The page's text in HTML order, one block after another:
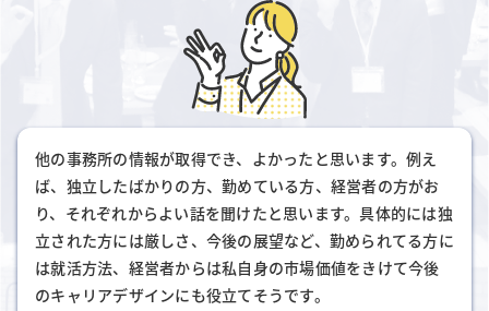
他の事務所の情報が取得でき、よかったと思います。例え
ば、独立したばかりの方、勤めている方、経営者の方がお
り、それぞれからよい話を聞けたと思います。具体的には独
立された方には厳しさ、今後の展望など、勤められてる方に
は就活方法、経営者からは私自身の市場価値をきけて今後
のキャリアデザインにも役立てそうです。